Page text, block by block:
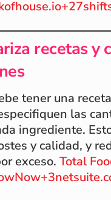
recetas y
tener una
las
ingrediente.
y calidad, y
exceso.Total